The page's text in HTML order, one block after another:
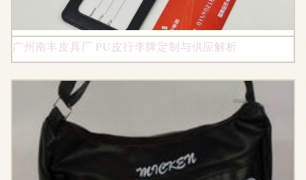
广州南丰皮具厂 PU皮行李牌定制与供应解析